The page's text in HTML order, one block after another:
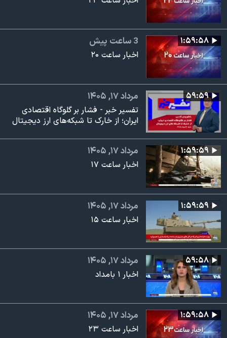
۱:۵۹:۵۸ 3 ساعت پیش
اخبار ساعت ۲۰
۵۹:۵۹ مرداد ۱۷, ۱۴۰۵
تفسیر خبر - فشار بر گلوگاه اقتصادی
ایران؛ از خارک تا شبکه‌های ارز دیجیتال
۱:۵۹:۵۹ مرداد ۱۷, ۱۴۰۵
اخبار ساعت ۱۷
۱:۵۹:۵۹ مرداد ۱۷, ۱۴۰۵
اخبار ساعت ۱۵
۵۹:۵۸ مرداد ۱۷, ۱۴۰۵
اخبار ۱ بامداد
۱:۵۹:۵۸ مرداد ۱۷, ۱۴۰۵
اخبار ساعت ۲۳